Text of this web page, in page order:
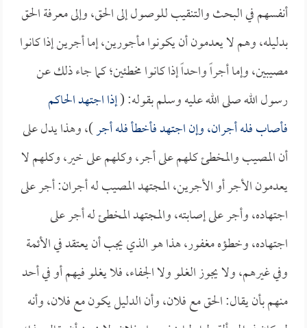
أنفسهم في البحث والتنقيب للوصول إلى الحق، وإلى معرفة الحق
بدليله، وهم لا يعدمون أن يكونوا مأجورين، إما أجرين إذا كانوا
مصيبين، وإما أجراً واحداً إذا كانوا مخطئين؛ كما جاء ذلك عن
رسول الله صلى الله عليه وسلم بقوله: (إذا اجتهد الحاكم
فأصاب فله أجران، وإن اجتهد فأخطأ فله أجر)، وهذا يدل على
أن المصيب والمخطئ كلهم على أجر، وكلهم على خير، وكلهم لا
يعدمون الأجر أو الأجرين، المجتهد المصيب له أجران: أجر على
اجتهاده، وأجر على إصابته، والمجتهد المخطئ له أجر على
اجتهاده، وخطؤه مغفور، هذا هو الذي يجب أن يعتقد في الأئمة
وفي غيرهم، ولا يجوز الغلو ولا الجفاء، فلا يغلو فيهم أو في أحد
منهم بأن يقال: الحق مع فلان، وأن الدليل يكون مع فلان، وأنه